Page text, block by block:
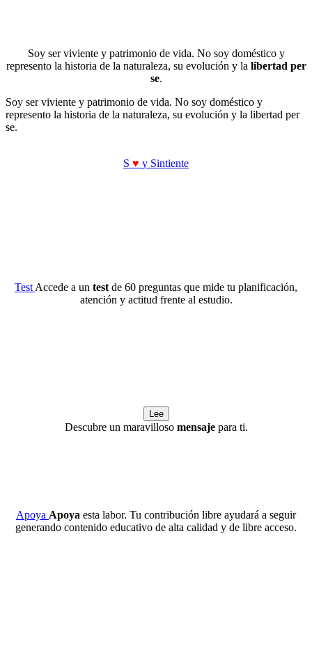
Soy ser viviente y patrimonio de vida. No soy doméstico y
represento la historia de la naturaleza, su evolución y la libertad per
se.
Soy ser viviente y patrimonio de vida. No soy doméstico y
represento la historia de la naturaleza, su evolución y la libertad per
se.
S ♥ y Sintiente
Test Accede a un test de 60 preguntas que mide tu planificación,
atención y actitud frente al estudio.
Lee
Descubre un maravilloso mensajepara ti.
Apoya Apoya esta labor. Tu contribución libre ayudará a seguir
generando contenido educativo de alta calidad y de libre acceso.